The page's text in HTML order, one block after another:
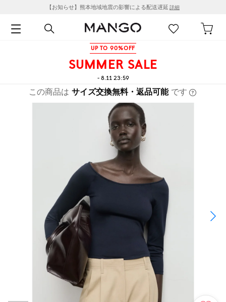
【お知らせ】熊本地域地震の影響による配送遅延 詳細
UP TO 90%OFF
SUMMER SALE
- 8.11 23:59
この商品は サイズ交換無料・返品可能 です